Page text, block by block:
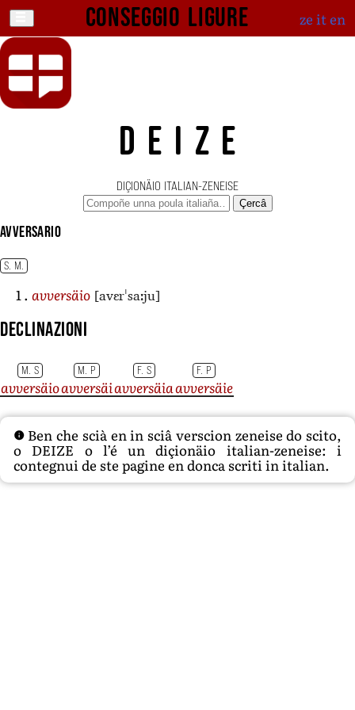
Conseggio ligure ze iten
DEIZE
DIÇIONÄIO ITALIAN-ZENEISE
Çercâ
avversario
S. M.
avversäio [avɛrˈsaːju]
Declinazioni
M. S M. P F. S F. P
avversäioavversäiavversäiaavversäie
Ben che scià en in sciâ verscion zeneise do scito,
o DEIZE o l’é un diçionäio italian-zeneise: i
contegnui de ste pagine en donca scriti in italian.